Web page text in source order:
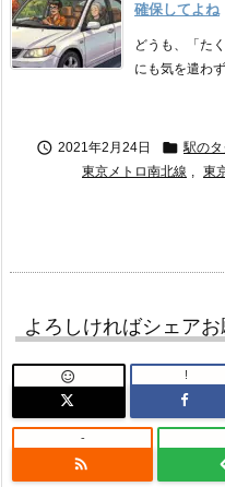
確保してよね
どうも、「た
にも気を遣わ
 2021年2月24日  駅の
東京メトロ南北線 , 東
よろしければシェア
 !

-